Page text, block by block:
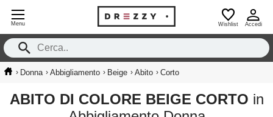
Menu Wishlist Accedi
› Donna › Abbigliamento › Beige › Abito › Corto
ABITO DI COLORE BEIGE CORTO in